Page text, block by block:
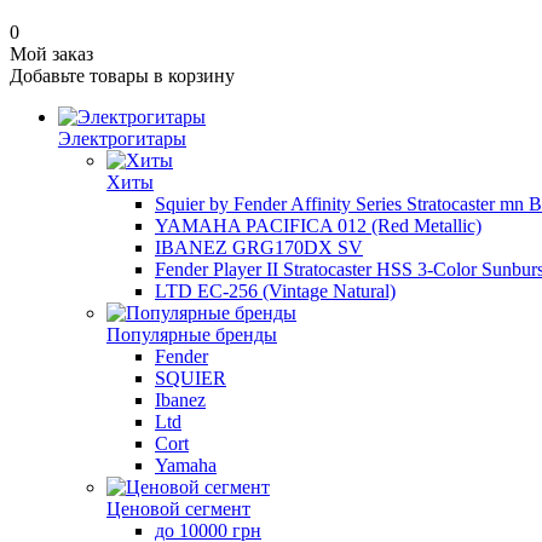
0
Мой заказ
Добавьте товары в корзину
Электрогитары
Хиты
Squier by Fender Affinity Series Stratocaster mn
YAMAHA PACIFICA 012 (Red Metallic)
IBANEZ GRG170DX SV
Fender Player II Stratocaster HSS 3-Color
LTD EC-256 (Vintage Natural)
Популярные бренды
Fender
SQUIER
Ibanez
Ltd
Cort
Yamaha
Ценовой сегмент
до 10000 грн